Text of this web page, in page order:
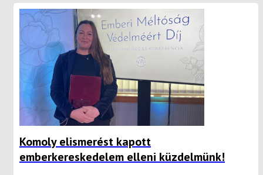
Komoly elismerést kapott
emberkereskedelem elleni küzdelmünk!